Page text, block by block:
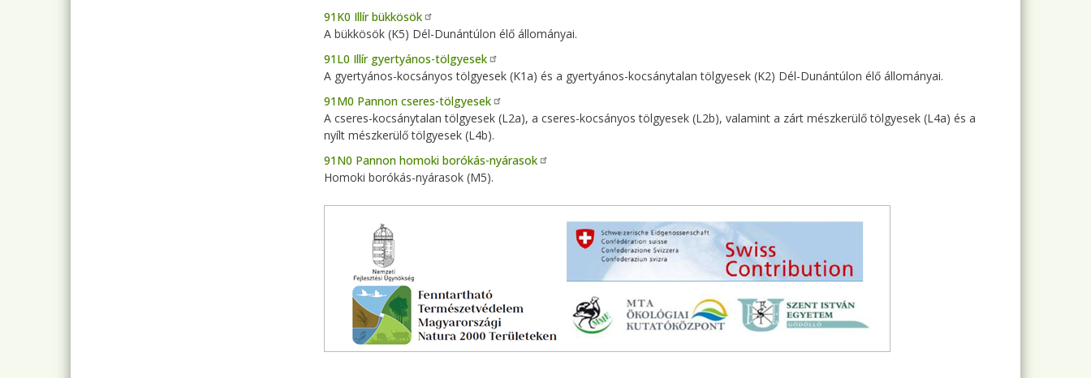
91K0 Illír bükkösök
A bükkösök (K5) Dél-Dunántúlon élő állományai.
91L0 Illír gyertyános-tölgyesek
A gyertyános-kocsányos tölgyesek (K1a) és a gyertyános-kocsánytalan tölgyesek (K2) Dél-Dunántúlon élő állományai.
91M0 Pannon cseres-tölgyesek
A cseres-kocsánytalan tölgyesek (L2a), a cseres-kocsányos tölgyesek (L2b), valamint a zárt mészkerülő tölgyesek (L4a) és a
nyílt mészkerülő tölgyesek (L4b).
91N0 Pannon homoki borókás-nyárasok
Homoki borókás-nyárasok (M5).